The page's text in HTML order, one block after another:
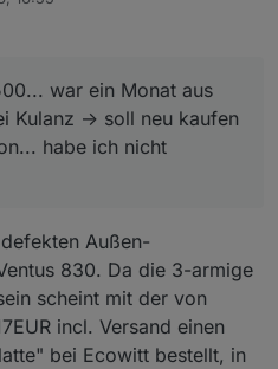
auf Gelb das Skript...
, meine Wetterstation hat
werte in die Influx
nix änder...
sein?
1500... war ein Monat aus der
Kulanz -> soll neu kaufen für
habe ich nicht gemacht :/
war ein Monat aus
Kulanz -> soll neu kaufen
habe ich nicht
Außen-
830. Da die 3-armige
scheint mit der von
incl. Versand einen
bei Ecowitt bestellt, in